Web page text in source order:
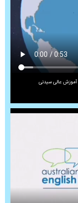
آموزش عالی سیدنی